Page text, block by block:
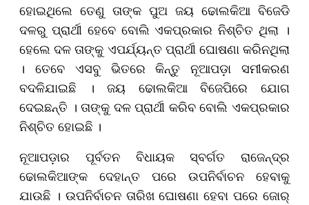
ହୋଇଥିଲେ ତେଣୁ ତାଙ୍କ ପୁଅ ଜୟ ଢୋଲକିଆ ବିଜେଡି
ଦଳରୁ ପ୍ରାର୍ଥୀ ହେବେ ବୋଲି ଏକପ୍ରକାର ନିଶ୍ଚିତ ଥିଲା ।
ହେଲେ ଦଳ ତାଙ୍କୁ ଏପର୍ଯ୍ୟନ୍ତ ପ୍ରାର୍ଥୀ ଘୋଷଣା କରିନଥିଲା
। ତେବେ ଏସବୁ ଭିତରେ କିନ୍ତୁ ନୂଆପଡ଼ା ସମୀକରଣ
ବଦଳିଯାଇଛି । ଜୟ ଢୋଲକିଆ ବିଜେପିରେ ଯୋଗ
ଦେଇଛନ୍ତି । ତାଙ୍କୁ ଦଳ ପ୍ରାର୍ଥୀ କରିବ ବୋଲି ଏକପ୍ରକାର
ନିଶ୍ଚିତ ହୋଇଛି ।
ନୂଆପଡ଼ାର ପୂର୍ବତନ ବିଧାୟକ ସ୍ବର୍ଗତ ରାଜେନ୍ଦ୍ର
ଢୋଲକିଆଙ୍କ ଦେହାନ୍ତ ପରେ ଉପନିର୍ବାଚନ ହେବାକୁ
ଯାଉଛି । ଉପନିର୍ବାଚନ ତାରିଖ ଘୋଷଣା ହେବା ପରେ ଜୋର୍‌